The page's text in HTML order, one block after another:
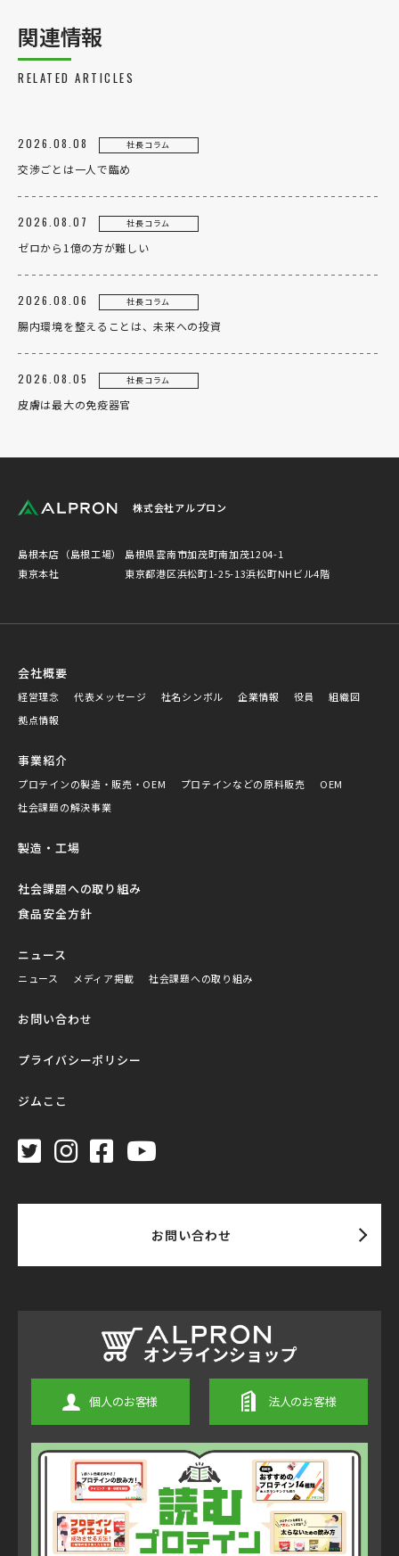
関連情報
RELATED ARTICLES
2026.08.08 社長コラム
交渉ごとは一人で臨め
2026.08.07 社長コラム
ゼロから1億の方が難しい
2026.08.06 社長コラム
腸内環境を整えることは、未来への投資
2026.08.05 社長コラム
皮膚は最大の免疫器官
株式会社アルプロン
島根本店（島根工場）
島根県雲南市加茂町南加茂1204-1
東京本社
東京都港区浜松町1-25-13浜松町NHビル4階
会社概要
経営理念 代表メッセージ 社名シンボル 企業情報 役員
組織図
拠点情報
事業紹介
プロテインの製造・販売・OEM プロテインなどの原料販売
OEM
社会課題の解決事業
製造・工場
社会課題への取り組み
食品安全方針
ニュース
ニュース メディア掲載 社会課題への取り組み
お問い合わせ
プライバシーポリシー
ジムここ
お問い合わせ
個人のお客様 法人のお客様